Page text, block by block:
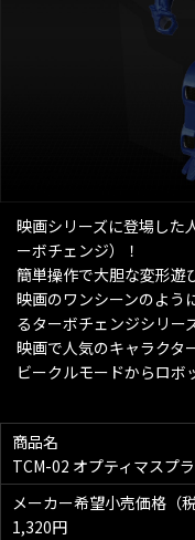
映画シリーズに登場した
ーボチェンジ）！
簡単操作で大胆な変形遊
映画のワンシーンのよう
るターボチェンジシリー
映画で人気のキャラクタ
ビークルモードからロボ
商品名
TCM-02 オプティマスプ
メーカー希望小売価格（税
1,320円